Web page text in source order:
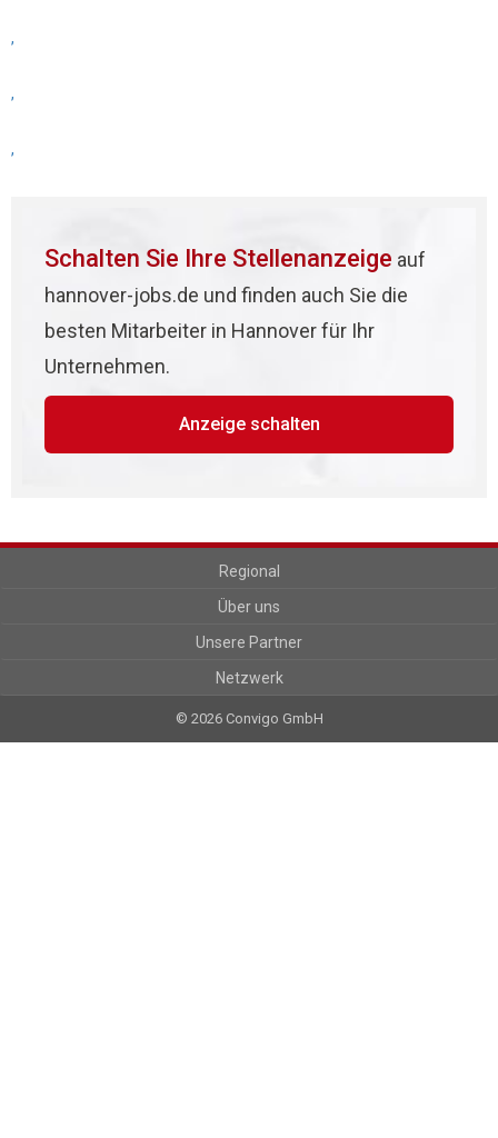
,
,
,
Schalten Sie Ihre Stellenanzeige auf
hannover-jobs.de und finden auch Sie die
besten Mitarbeiter in Hannover für Ihr
Unternehmen.
Anzeige schalten
Regional
Über uns
Unsere Partner
Netzwerk
© 2026 Convigo GmbH